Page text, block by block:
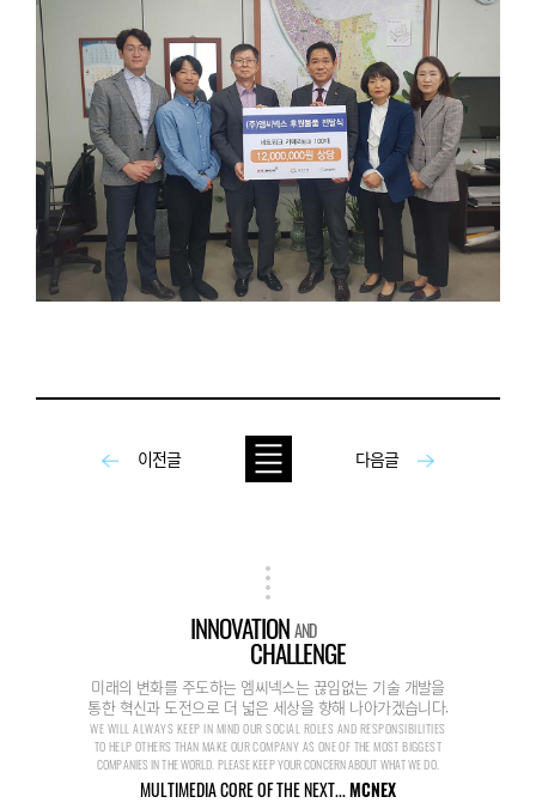
이전글 다음글
INNOVATIONAND
CHALLENGE
미래의 변화를 주도하는 엠씨넥스는 끊임없는 기술 개발을
통한 혁신과 도전으로 더 넓은 세상을 향해 나아가겠습니다.
WE WILL ALWAYS KEEP IN MIND OUR SOCIAL ROLES AND RESPONSIBILITIES
TO HELP OTHERS THAN MAKE OUR COMPANY AS ONE OF THE MOST BIGGEST
COMPANIES IN THE WORLD. PLEASE KEEP YOUR CONCERN ABOUT WHAT WE DO.
MULTIMEDIA CORE OF THE NEXT...MCNEX